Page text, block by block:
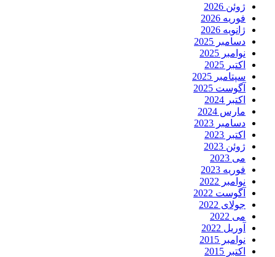
ژوئن 2026
فوریه 2026
ژانویه 2026
دسامبر 2025
نوامبر 2025
اکتبر 2025
سپتامبر 2025
آگوست 2025
اکتبر 2024
مارس 2024
دسامبر 2023
اکتبر 2023
ژوئن 2023
می 2023
فوریه 2023
نوامبر 2022
آگوست 2022
جولای 2022
می 2022
آوریل 2022
نوامبر 2015
اکتبر 2015